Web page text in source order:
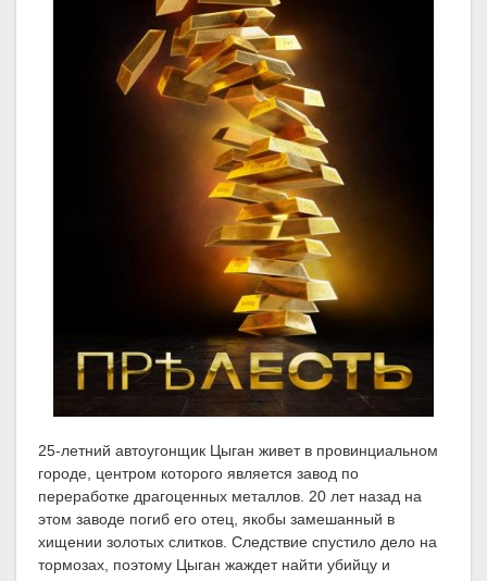
25-летний автоугонщик Цыган живет в провинциальном
городе, центром которого является завод по
переработке драгоценных металлов. 20 лет назад на
этом заводе погиб его отец, якобы замешанный в
хищении золотых слитков. Следствие спустило дело на
тормозах, поэтому Цыган жаждет найти убийцу и